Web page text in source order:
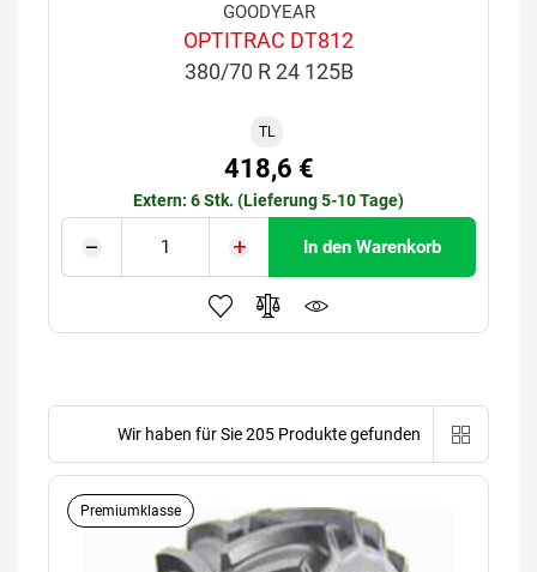
GOODYEAR
OPTITRAC DT812
380/70 R 24 125B
TL
418,6 €
Extern: 6 Stk. (Lieferung 5-10 Tage)
In den Warenkorb
Wir haben für Sie 205 Produkte gefunden
Premiumklasse